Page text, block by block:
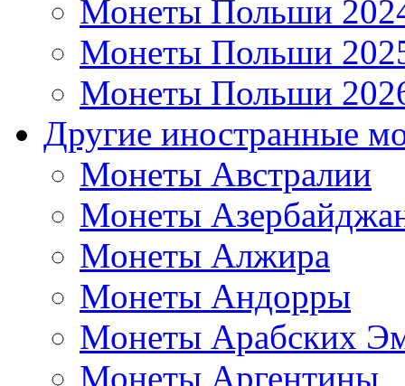
Монеты Польши
Монеты Польши
Монеты Польши
Другие иностранные
Монеты Австралии
Монеты
Монеты Алжира
Монеты Андорры
Монеты Арабских
Монеты Аргентины